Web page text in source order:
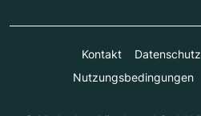
Kontakt Datenschutz
Nutzungsbedingungen